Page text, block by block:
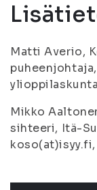
Matti Averio,
Mikko
sihteeri, Itä-